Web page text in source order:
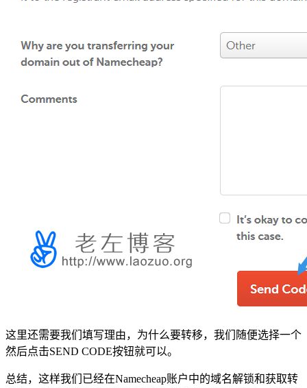
这里还需要我们填写理由，为什么要转移，我们随便选择一个
然后点击SEND CODE按钮就可以。
总结，这样我们已经在Namecheap账户中的域名解锁和获取转